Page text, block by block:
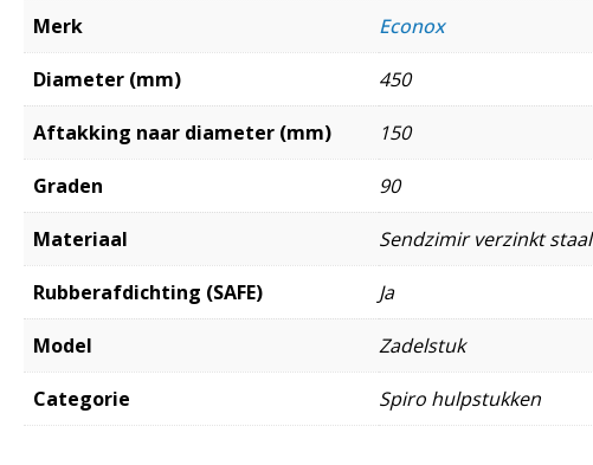
Merk Econox
Diameter (mm) 450
Aftakking naar diameter (mm) 150
Graden 90
Materiaal Sendzimir verzinkt staal
Rubberafdichting (SAFE) Ja
Model Zadelstuk
Categorie Spiro hulpstukken